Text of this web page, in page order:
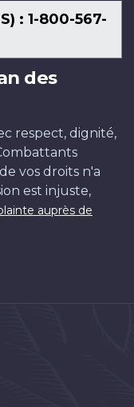
: 1-800-567-
des
respect, dignité,
vos droits n'a
est injuste,
auprès de